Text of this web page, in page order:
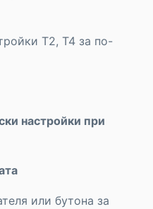
T2, T4 за по-
настройки при
или бутона за